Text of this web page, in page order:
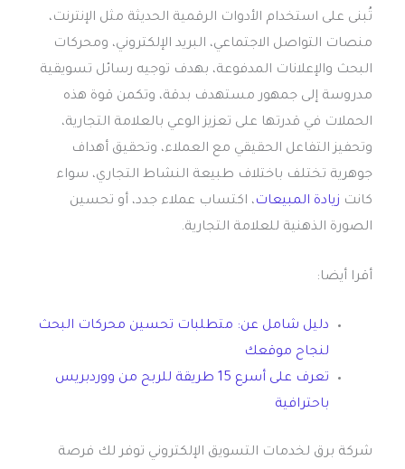
تُبنى على استخدام الأدوات الرقمية الحديثة مثل الإنترنت،
منصات التواصل الاجتماعي، البريد الإلكتروني، ومحركات
البحث والإعلانات المدفوعة، بهدف توجيه رسائل تسويقية
مدروسة إلى جمهور مستهدف بدقة، وتكمن قوة هذه
الحملات في قدرتها على تعزيز الوعي بالعلامة التجارية،
وتحفيز التفاعل الحقيقي مع العملاء، وتحقيق أهداف
جوهرية تختلف باختلاف طبيعة النشاط التجاري، سواء
كانت زيادة المبيعات، اكتساب عملاء جدد، أو تحسين
الصورة الذهنية للعلامة التجارية.
أقرا أيضا:
دليل شامل عن: متطلبات تحسين محركات البحث
لنجاح موقعك
تعرف على أسرع 15 طريقة للربح من ووردبريس
باحترافية
شركة برق لخدمات التسويق الإلكتروني توفر لك فرصة